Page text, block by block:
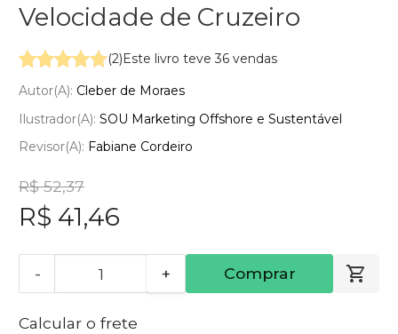
Velocidade de Cruzeiro
(2)Este livro teve 36 vendas
Autor(a): Cleber de Moraes
Ilustrador(a): SOU Marketing Offshore e Sustentável
Revisor(a): Fabiane Cordeiro
R$ 52,37
R$ 41,46
- + Comprar
Calcular o frete